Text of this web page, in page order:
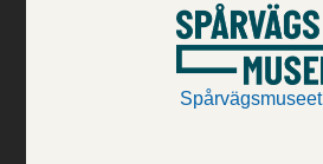
Spårvägsmuseet